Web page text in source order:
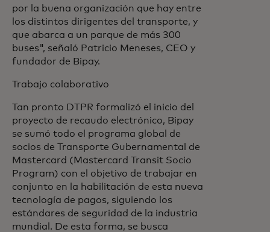
por la buena organización que hay entre
los distintos dirigentes del transporte, y
que abarca a un parque de más 300
buses", señaló Patricio Meneses, CEO y
fundador de Bipay.
Trabajo colaborativo
Tan pronto DTPR formalizó el inicio del
proyecto de recaudo electrónico, Bipay
se sumó todo el programa global de
socios de Transporte Gubernamental de
Mastercard (Mastercard Transit Socio
Program) con el objetivo de trabajar en
conjunto en la habilitación de esta nueva
tecnología de pagos, siguiendo los
estándares de seguridad de la industria
mundial. De esta forma, se busca